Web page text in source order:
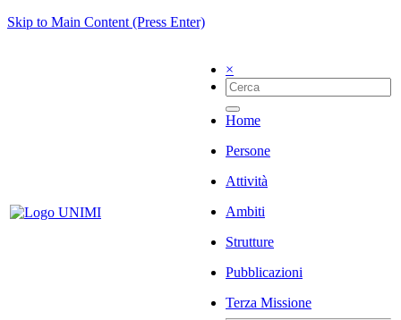
Skip to Main Content (Press Enter)
×
Home
Persone
Attività
Ambiti
Strutture
Pubblicazioni
Terza Missione